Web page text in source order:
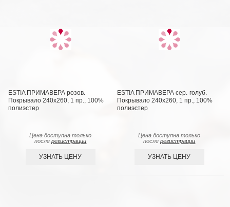
ESTIA ПРИМАВЕРА розов.
Покрывало 240х260, 1 пр., 100%
полиэстер
Цена доступна только
послерегистрации
УЗНАТЬ ЦЕНУ
ESTIA ПРИМАВЕРА сер.-голуб.
Покрывало 240х260, 1 пр., 100%
полиэстер
Цена доступна только
послерегистрации
УЗНАТЬ ЦЕНУ